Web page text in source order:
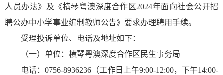
人员办法》及《横琴粤澳深度合作区2024年面向社会公开招
聘公办中小学事业编制教师公告》要求办理聘用手续。
受理投诉单位、电话及地址如下：
（一）单位：横琴粤澳深度合作区民生事务局
电话：0756-8936236（工作日上午9:00-12:00，下午14:00-